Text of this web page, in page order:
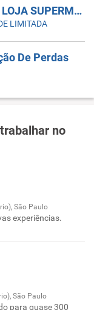
ENCARREGADO(A) DE LOJA SUPERMERCADO - VILA OLÍMPIA ZONA SUL - SP
LIMITADA
De Perdas
no
São Paulo
experiências.
São Paulo
para quase 300